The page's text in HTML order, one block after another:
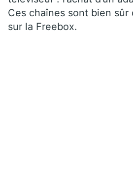
Ces chaînes sont bien sûr
sur la Freebox.